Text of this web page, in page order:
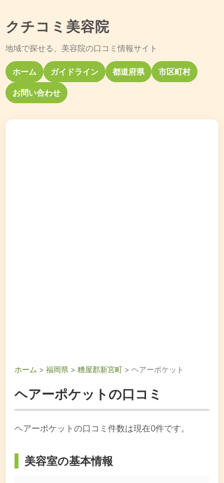
クチコミ美容院
地域で探せる、美容院の口コミ情報サイト
ホーム ガイドライン 都道府県 市区町村
お問い合わせ
ホーム >福岡県 >糟屋郡新宮町 > ヘアーポケット
ヘアーポケットの口コミ
ヘアーポケットの口コミ件数は現在0件です。
美容室の基本情報